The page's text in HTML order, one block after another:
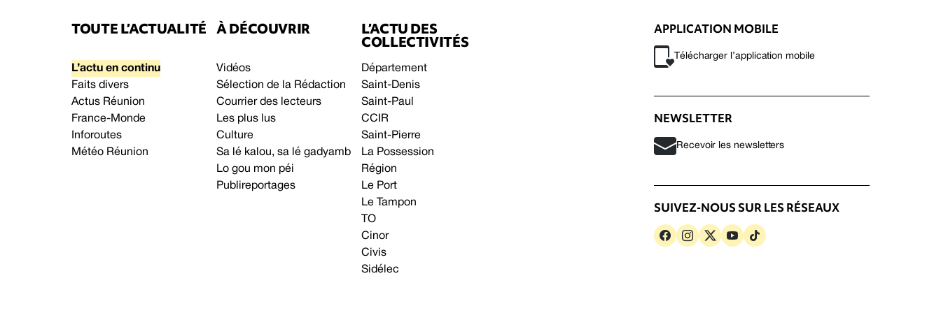
TOUTE L’ACTUALITÉ
L’actu en continu
Faits divers
Actus Réunion
France-Monde
Inforoutes
Météo Réunion
À DÉCOUVRIR
Vidéos
Sélection de la Rédaction
Courrier des lecteurs
Les plus lus
Culture
Sa lé kalou, sa lé gadyamb
Lo gou mon péi
Publireportages
L’ACTU DES
COLLECTIVITÉS
Département
Saint-Denis
Saint-Paul
CCIR
Saint-Pierre
La Possession
Région
Le Port
Le Tampon
TO
Cinor
Civis
Sidélec
APPLICATION MOBILE
Télécharger l’application mobile
NEWSLETTER
Recevoir les newsletters
SUIVEZ-NOUS SUR LES RÉSEAUX